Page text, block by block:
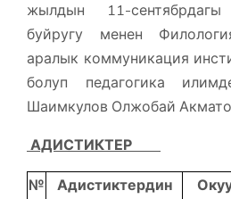
жылдын 11-
буйругу менен
аралык коммуникация
болуп педагогика
Шаимкулов Олжобай
АДИСТИКТЕР
№
Адистиктердин